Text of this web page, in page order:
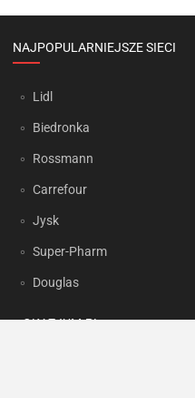
NAJPOPULARNIEJSZE SIECI
Lidl
Biedronka
Rossmann
Carrefour
Jysk
Super-Pharm
Douglas
OKAZJUM.PL